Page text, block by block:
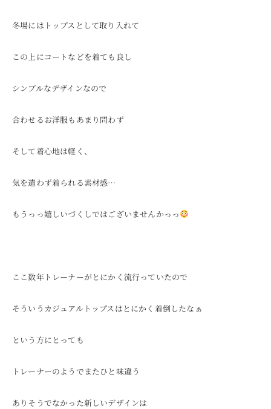
冬場にはトップスとして取り入れて
この上にコートなどを着ても良し
シンプルなデザインなので
合わせるお洋服もあまり問わず
そして着心地は軽く、
気を遣わず着られる素材感…
もうっっ嬉しいづくしではございませんかっっ
ここ数年トレーナーがとにかく流行っていたので
そういうカジュアルトップスはとにかく着倒したなぁ
という方にとっても
トレーナーのようでまたひと味違う
ありそうでなかった新しいデザインは